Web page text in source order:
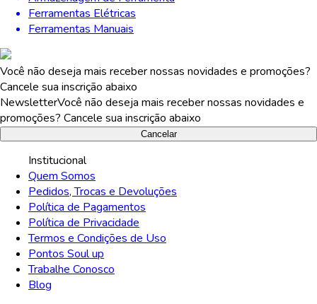
Ferramentas Elétricas
Ferramentas Manuais
Você não deseja mais receber nossas novidades e promoções?
Cancele sua inscrição abaixo
NewsletterVocê não deseja mais receber nossas novidades e
promoções? Cancele sua inscrição abaixo
Cancelar
Institucional
Quem Somos
Pedidos, Trocas e Devoluções
Política de Pagamentos
Política de Privacidade
Termos e Condições de Uso
Pontos Soul up
Trabalhe Conosco
Blog